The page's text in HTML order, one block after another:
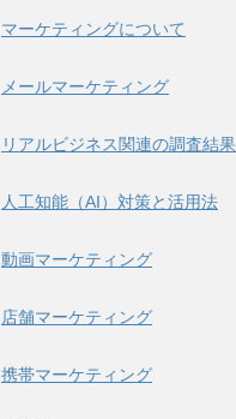
マーケティングについて
メールマーケティング
リアルビジネス関連の調査結果
人工知能（AI）対策と活用法
動画マーケティング
店舗マーケティング
携帯マーケティング